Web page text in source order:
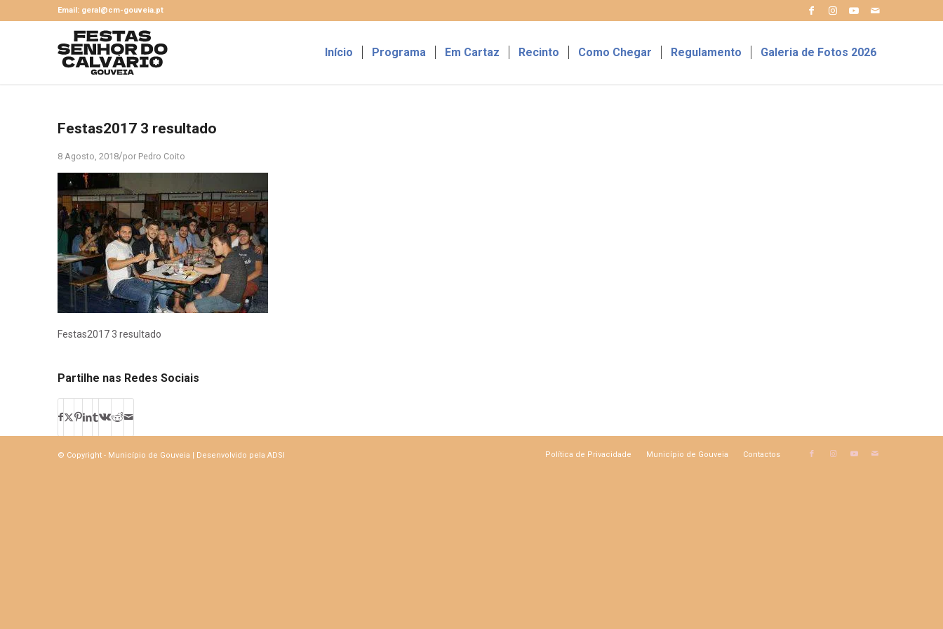
Email: geral@cm-gouveia.pt
Início Programa Em Cartaz Recinto Como Chegar Regulamento Galeria de Fotos 2026
Festas2017 3 resultado
8 Agosto, 2018/por Pedro Coito
Festas2017 3 resultado
Partilhe nas Redes Sociais
© Copyright - Município de Gouveia | Desenvolvido pela ADSI Política de Privacidade Município de Gouveia Contactos